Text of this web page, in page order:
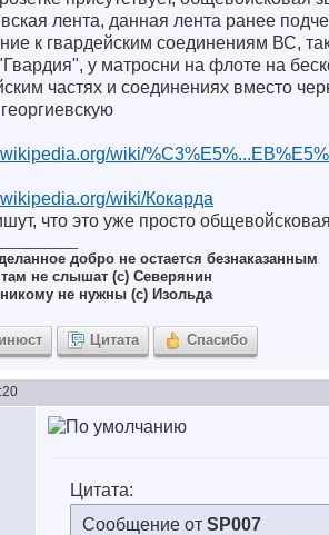
лента, данная лента ранее
к гвардейским соединениям ВС,
у матросни на флоте на
частях и соединениях вместо
wiki/
wiki/Кокарда
что это уже просто
добро не остается безнаказанным
не слышат (с) Северянин
не нужны (с) Изольда
Цитата Спасибо
Цитата:
Сообщение от SP007